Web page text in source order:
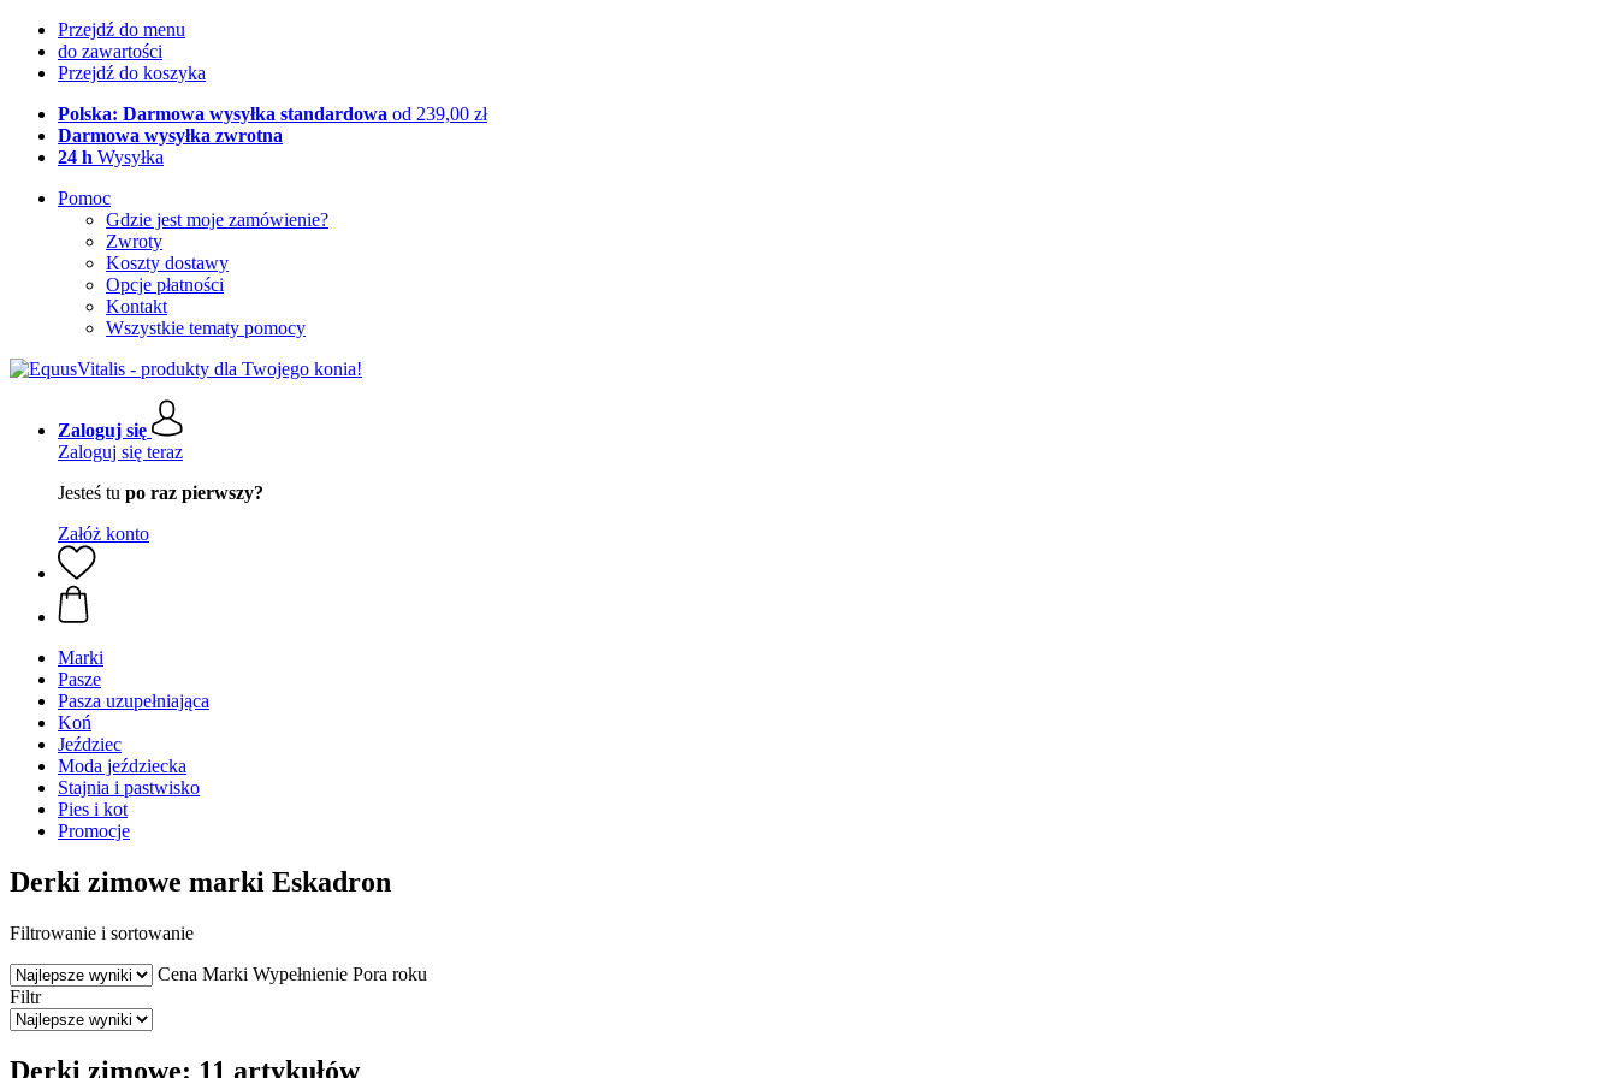
Przejdź do menu
do zawartości
Przejdź do koszyka
Polska: Darmowa wysyłka standardowa od 239,00 zł
Darmowa wysyłka zwrotna
24 h Wysyłka
Pomoc
Gdzie jest moje zamówienie?
Zwroty
Koszty dostawy
Opcje płatności
Kontakt
Wszystkie tematy pomocy
Zaloguj się
Zaloguj się teraz
Jesteś tu po raz pierwszy?
Załóż konto
Marki
Pasze
Pasza uzupełniająca
Koń
Jeździec
Moda jeździecka
Stajnia i pastwisko
Pies i kot
Promocje
Derki zimowe marki Eskadron
Filtrowanie i sortowanie
Cena Marki Wypełnienie Pora roku
Filtr
Derki zimowe: 11 artykułów